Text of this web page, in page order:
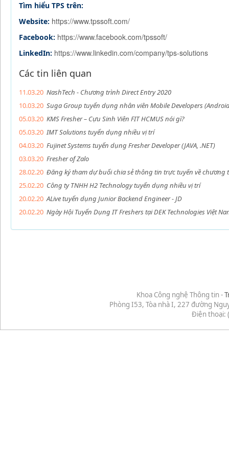
Tìm hiểu TPS trên:
Website: https://www.tpssoft.com/
Facebook: https://www.facebook.com/tpssoft/
LinkedIn: https://www.linkedin.com/company/tps-solutions
Các tin liên quan
11.03.20 NashTech - Chương trình Direct Entry 2020
10.03.20 Suga Group tuyển dụng nhân viên Mobile Developers
05.03.20 KMS Fresher – Cựu Sinh Viên FIT HCMUS nói gì?
05.03.20 IMT Solutions tuyển dụng nhiều vị trí
04.03.20 Fujinet Systems tuyển dụng Fresher Developer (JAVA, .NET)
03.03.20 Fresher of Zalo
28.02.20 Đăng ký tham dự buổi chia sẻ thông tin trực tuyến về
25.02.20 Công ty TNHH H2 Technology tuyển dụng nhiều vị trí
20.02.20 ALive tuyển dụng Junior Backend Engineer - JD
20.02.20 Ngày Hội Tuyển Dụng IT Freshers tại DEK Technologies Việt
Khoa Công nghệ Thông tin -
Phòng I53, Tòa nhà I, 227 đường
Điện thoại: